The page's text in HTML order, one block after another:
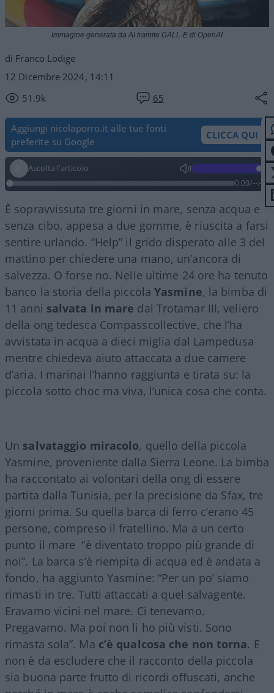
di Franco Lodige
12 Dicembre 2024, 14:11
51.9k
65
Immagine generata da AI tramite DALL·E di OpenAI
Aggiungi nicolaporro.it alle tue fonti
preferite su Google
CLICCA QUI
Ascolta l'articolo
0:00/--:--
È sopravvissuta tre giorni in mare, senza acqua e
senza cibo, appesa a due gomme, è riuscita a farsi
sentire urlando. “Help” il grido disperato alle 3 del
mattino per chiedere una mano, un’ancora di
salvezza. O forse no. Nelle ultime 24 ore ha tenuto
banco la storia della piccolaYasmine, la bimba di
11 anni salvata in mare dal Trotamar III, veliero
della ong tedesca Compasscollective, che l’ha
avvistata in acqua a dieci miglia dal Lampedusa
mentre chiedeva aiuto attaccata a due camere
d’aria. I marinai l’hanno raggiunta e tirata su: la
piccola sotto choc ma viva, l’unica cosa che conta.
Un salvataggio miracolo, quello della piccola
Yasmine, proveniente dalla Sierra Leone. La bimba
ha raccontato ai volontari della ong di essere
partita dalla Tunisia, per la precisione da Sfax, tre
giorni prima. Su quella barca di ferro c’erano 45
persone, compreso il fratellino. Ma a un certo
punto il mare “è diventato troppo più grande di
noi”. La barca s’è riempita di acqua ed è andata a
fondo, ha aggiunto Yasmine: “Per un po’ siamo
rimasti in tre. Tutti attaccati a quel salvagente.
Eravamo vicini nel mare. Ci tenevamo.
Pregavamo. Ma poi non li ho più visti. Sono
rimasta sola”. Ma c’è qualcosa che non torna. E
non è da escludere che il racconto della piccola
sia buona parte frutto di ricordi offuscati, anche